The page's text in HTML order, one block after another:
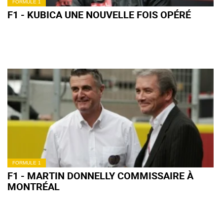
FORMULE 1
F1 - KUBICA UNE NOUVELLE FOIS OPÉRÉ
FORMULE 1
F1 - MARTIN DONNELLY COMMISSAIRE À
MONTRÉAL